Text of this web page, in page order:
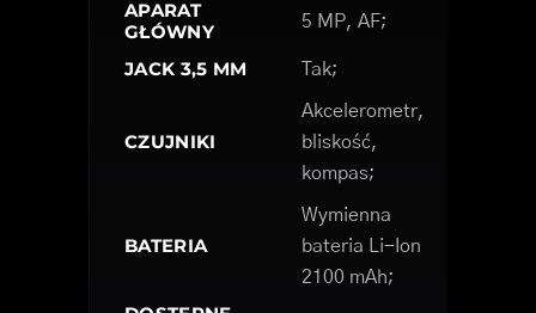
APARAT
GŁÓWNY
5 MP, AF;
JACK 3,5 MM Tak;
CZUJNIKI
Akcelerometr,
bliskość,
kompas;
BATERIA
Wymienna
bateria Li-Ion
2100 mAh;